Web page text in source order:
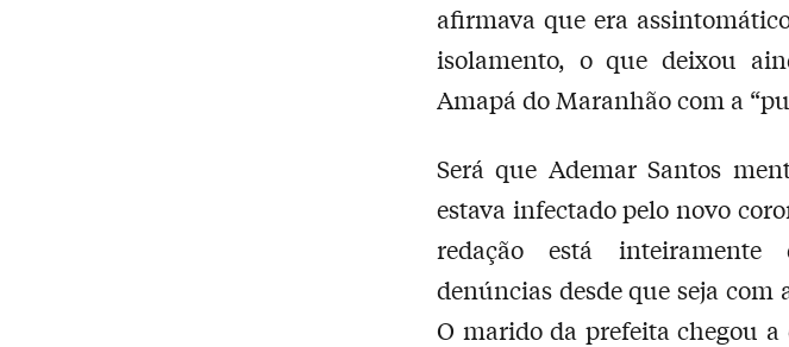
afirmava que era
isolamento, o que deixou
Amapá do Maranhão com a
Será que Ademar Santos
estava infectado pelo novo
redação está
denúncias desde que seja com
O marido da prefeita chegou